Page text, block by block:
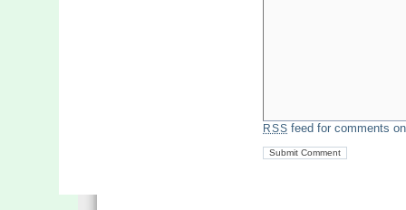
RSS feed for comments